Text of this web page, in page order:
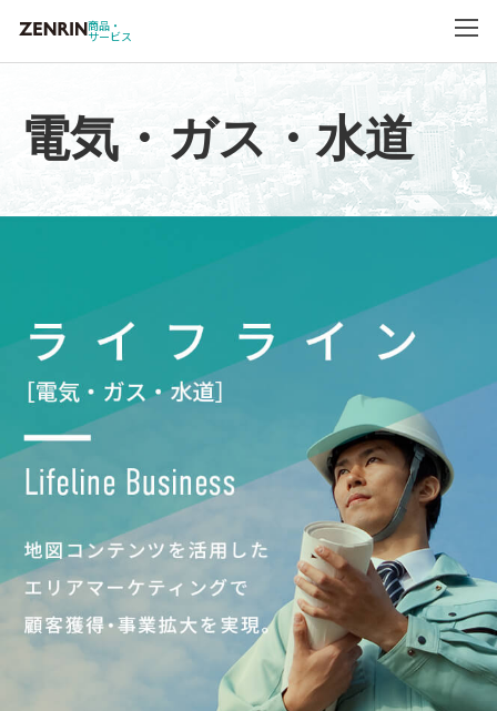
商品・
サービス
電気・ガス・水道